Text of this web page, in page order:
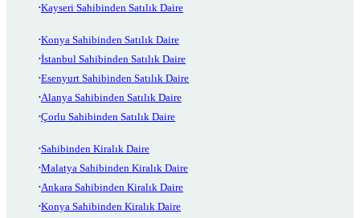
Kayseri Sahibinden Satılık Daire
Konya Sahibinden Satılık Daire
İstanbul Sahibinden Satılık Daire
Esenyurt Sahibinden Satılık Daire
Alanya Sahibinden Satılık Daire
Çorlu Sahibinden Satılık Daire
Sahibinden Kiralık Daire
Malatya Sahibinden Kiralık Daire
Ankara Sahibinden Kiralık Daire
Konya Sahibinden Kiralık Daire